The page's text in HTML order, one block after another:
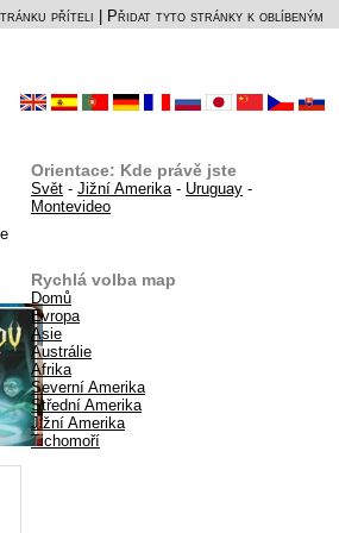
příteli Přidat tyto stránky k oblíbeným
Orientace: Kde právě jste
Svět - Jižní Amerika- Uruguay -
Montevideo
Rychlá volba map
Domů
Evropa
Asie
Austrálie
Afrika
Severní Amerika
Střední Amerika
Jižní Amerika
Tichomoří